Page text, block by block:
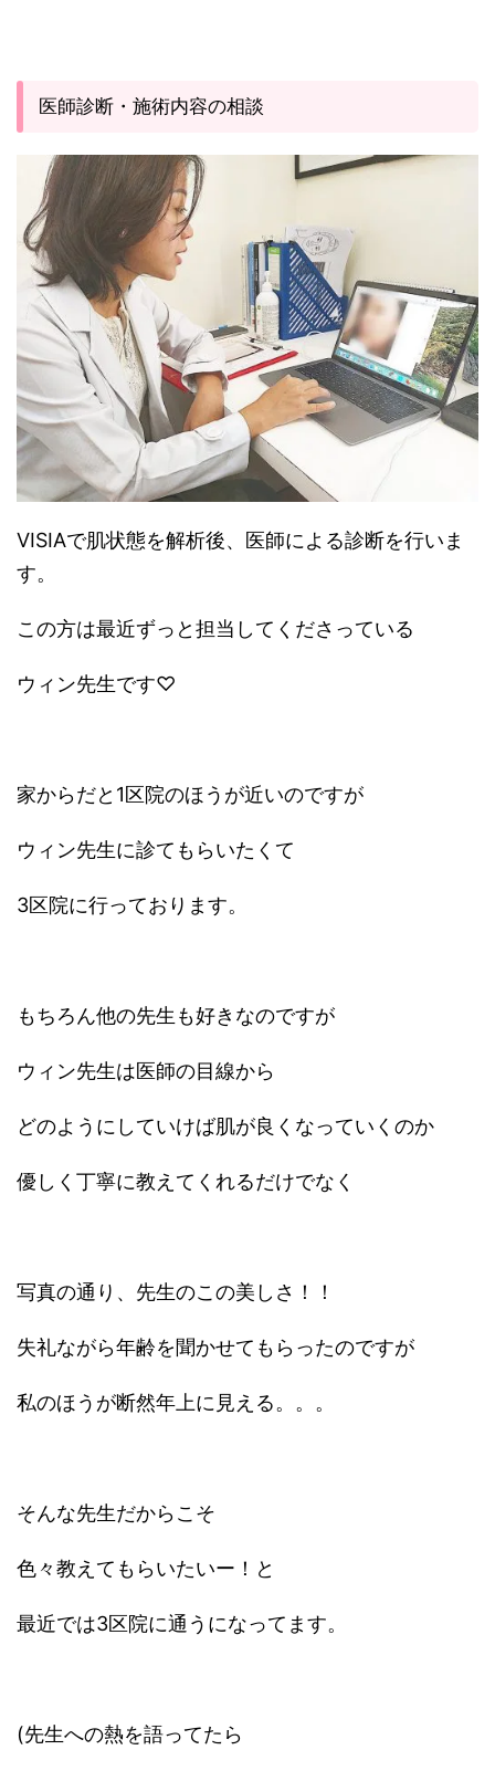
医師診断・施術内容の相談
VISIAで肌状態を解析後、医師による診断を行いま
す。
この方は最近ずっと担当してくださっている
ウィン先生です♡
家からだと1区院のほうが近いのですが
ウィン先生に診てもらいたくて
3区院に行っております。
もちろん他の先生も好きなのですが
ウィン先生は医師の目線から
どのようにしていけば肌が良くなっていくのか
優しく丁寧に教えてくれるだけでなく
写真の通り、先生のこの美しさ！！
失礼ながら年齢を聞かせてもらったのですが
私のほうが断然年上に見える。。。
そんな先生だからこそ
色々教えてもらいたいー！と
最近では3区院に通うになってます。
(先生への熱を語ってたら